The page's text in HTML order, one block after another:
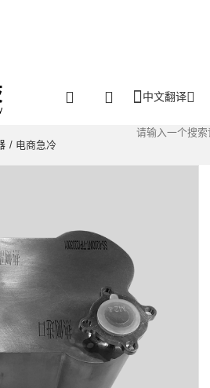
中文翻译
/ 电商急冷